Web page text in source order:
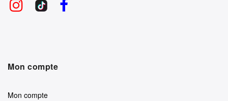
Mon compte
Mon compte